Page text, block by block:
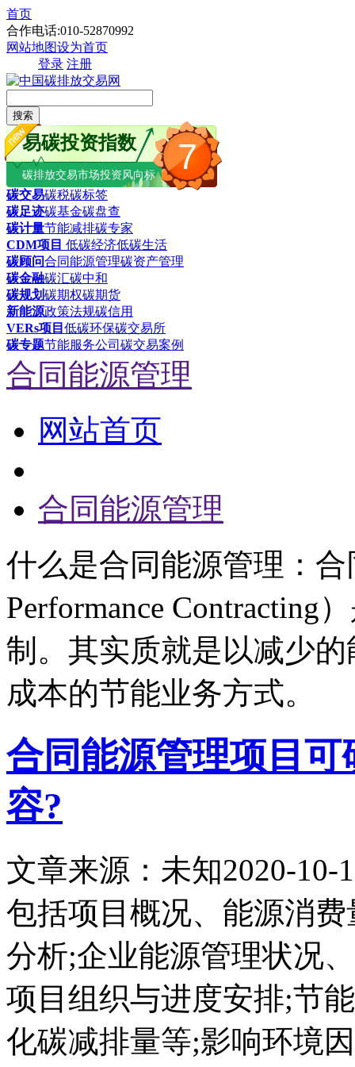
首页
合作电话:010-52870992
网站地图设为首页
登录 注册
搜索
7
易碳投资指数
碳排放交易市场投资风向标
碳交易碳税碳标签
碳足迹碳基金碳盘查
碳计量节能减排碳专家
CDM项目 低碳经济低碳生活
碳顾问合同能源管理碳资产管理
碳金融碳汇碳中和
碳规划碳期权碳期货
新能源政策法规碳信用
VERs项目 低碳环保碳交易所
碳专题节能服务公司 碳交易案例
合同能源管理
网站首页
合同能源管理
什么是合同能源管理：
Performance Contracting
制。其实质就是以减少
成本的节能业务方式。
合同能源管理项目
容?
文章来源：未知2020-10-
包括项目概况、能源消
分析;企业能源管理状况
项目组织与进度安排;节
化碳减排量等;影响环境